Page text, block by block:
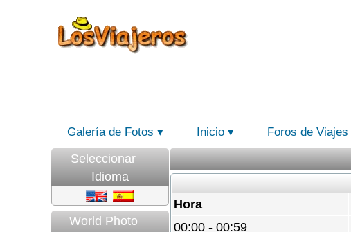
Galería de Fotos Inicio Foros de Viajes
Seleccionar
Idioma
World Photo
Hora
00:00 - 00:59